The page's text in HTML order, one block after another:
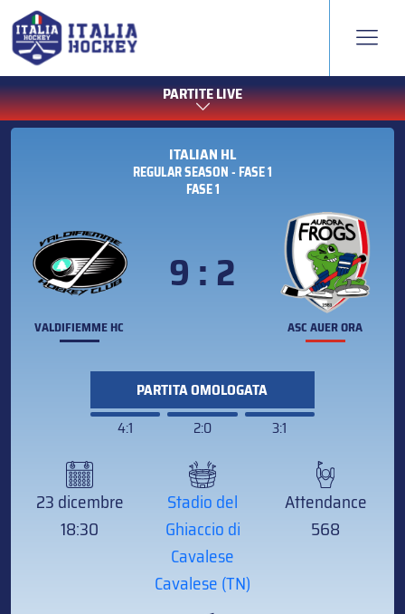
PARTITE LIVE
ITALIAN HL
REGULAR SEASON - FASE 1
FASE 1
VALDIFIEMME HC
9 : 2
ASC AUER ORA
PARTITA OMOLOGATA
4:1
2:0 3:1
23 dicembre
18:30
Stadio del
Ghiaccio di
Cavalese
Cavalese (TN)
Attendance
568